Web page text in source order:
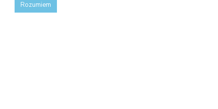
Dla mediów
Rozumiem